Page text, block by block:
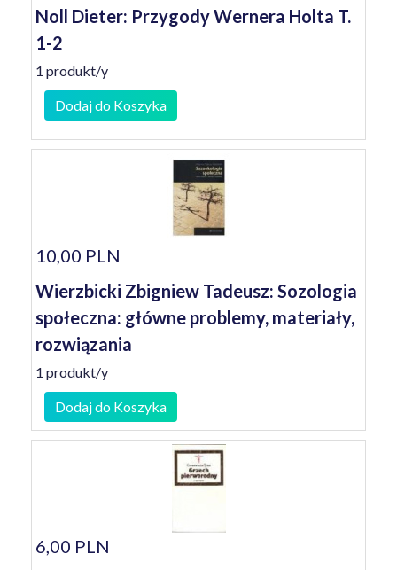
Noll Dieter: Przygody Wernera Holta T.
1-2
1 produkt/y
Dodaj do Koszyka
10,00 PLN
Wierzbicki Zbigniew Tadeusz: Sozologia
społeczna: główne problemy, materiały,
rozwiązania
1 produkt/y
Dodaj do Koszyka
6,00 PLN